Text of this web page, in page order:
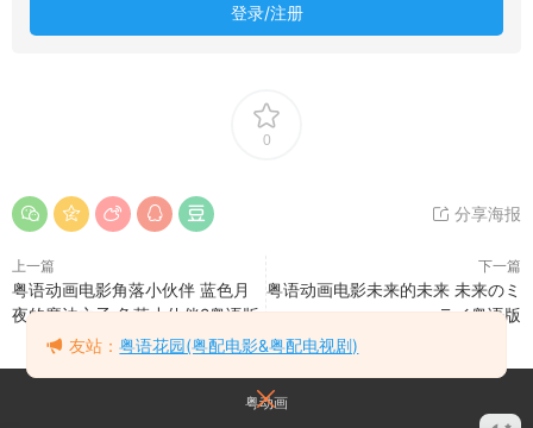
登录/注册
0
分享海报
上一篇
粤语动画电影角落小伙伴 蓝色月
夜的魔法之子 角落小伙伴2粤语版
下一篇
粤语动画电影未来的未来 未来のミ
ライ粤语版
粤动画
友站：粤语花园(粤配电影&粤配电视剧)